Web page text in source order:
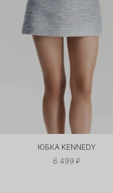
ЮБКА KENNEDY
6 499 ₽